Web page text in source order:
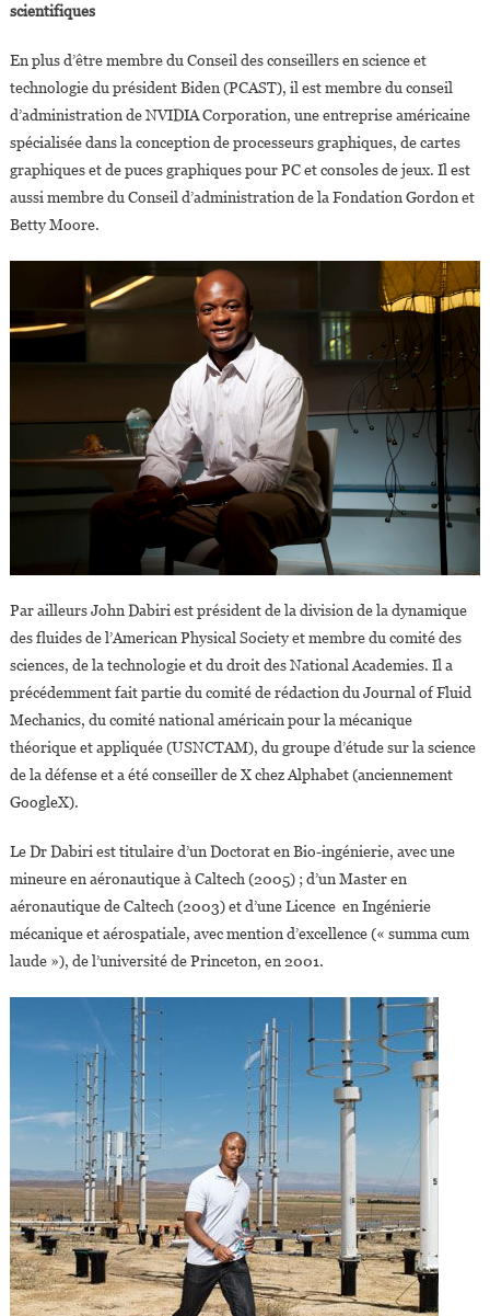
scientifiques
En plus d’être membre du Conseil des conseillers en science et
technologie du président Biden (PCAST), il est membre du conseil
d’administration de NVIDIA Corporation, une entreprise américaine
spécialisée dans la conception de processeurs graphiques, de cartes
graphiques et de puces graphiques pour PC et consoles de jeux. Il est
aussi membre du Conseil d’administration de la Fondation Gordon et
Betty Moore.
Par ailleurs John Dabiri est président de la division de la dynamique
des fluides de l’American Physical Society et membre du comité des
sciences, de la technologie et du droit des National Academies. Il a
précédemment fait partie du comité de rédaction du Journal of Fluid
Mechanics, du comité national américain pour la mécanique
théorique et appliquée (USNCTAM), du groupe d’étude sur la science
de la défense et a été conseiller de X chez Alphabet (anciennement
GoogleX).
Le Dr Dabiri est titulaire d’un Doctorat en Bio-ingénierie, avec une
mineure en aéronautique à Caltech (2005) ; d’un Master en
aéronautique de Caltech (2003) et d’une Licence en Ingénierie
mécanique et aérospatiale, avec mention d’excellence (« summa cum
laude »), de l’université de Princeton, en 2001.